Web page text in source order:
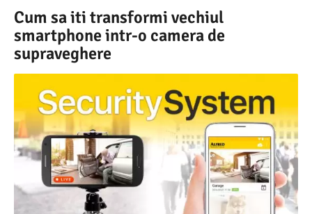
Cum sa iti transformi vechiul
smartphone intr-o camera de
supraveghere